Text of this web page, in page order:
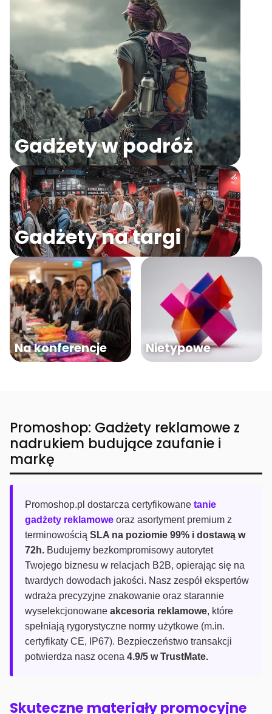
Gadżety w podróż
Gadżety na targi
Na konferencje Nietypowe
Promoshop: Gadżety reklamowe z
nadrukiem budujące zaufanie i
markę
Promoshop.pl dostarcza certyfikowane tanie
gadżety reklamowe oraz asortyment premium z
terminowością SLA na poziomie 99% i dostawą w
72h. Budujemy bezkompromisowy autorytet
Twojego biznesu w relacjach B2B, opierając się na
twardych dowodach jakości. Nasz zespół ekspertów
wdraża precyzyjne znakowanie oraz starannie
wyselekcjonowane akcesoria reklamowe, które
spełniają rygorystyczne normy użytkowe (m.in.
certyfikaty CE, IP67). Bezpieczeństwo transakcji
potwierdza nasz ocena 4.9/5 w TrustMate.
Skuteczne materiały promocyjne